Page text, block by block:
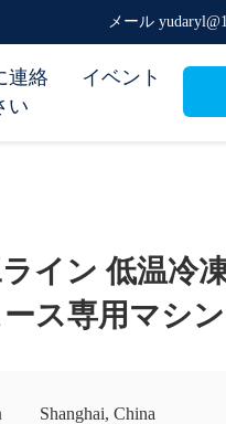
メール
連絡
い
イベント
イン 低温冷
ス専用マシン
Shanghai, China